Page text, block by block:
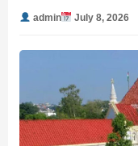
admin July 8, 2026